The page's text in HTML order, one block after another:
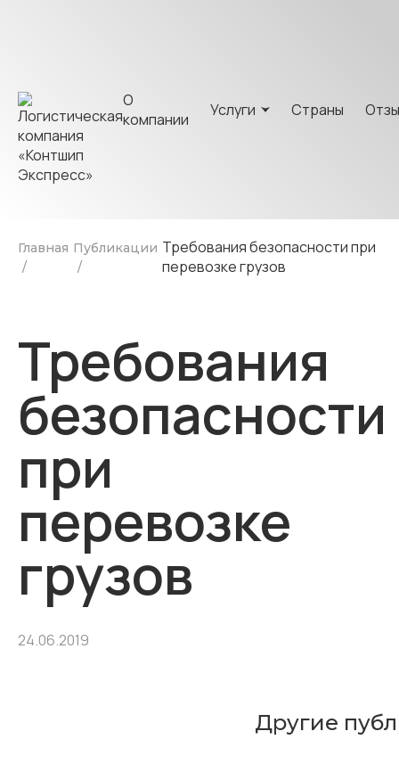
О
компании
Услуги Страны
Главная Публикации Требования безопасности при
перевозке грузов
Требования
безопасности
при
перевозке
грузов
24.06.2019
Другие